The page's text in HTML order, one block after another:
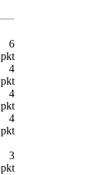
6
pkt
4
pkt
4
pkt
4
pkt
3
pkt